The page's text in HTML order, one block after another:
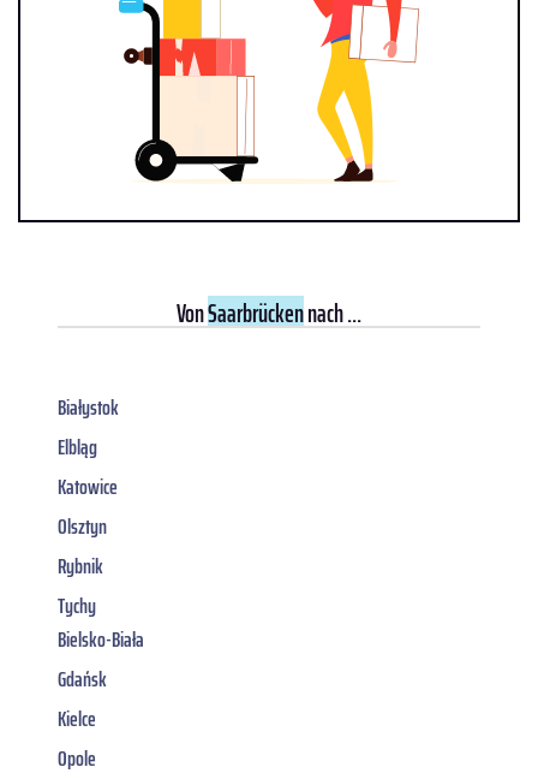
VonSaarbrückennach ...
Białystok
Elbląg
Katowice
Olsztyn
Rybnik
Tychy
Bielsko-Biała
Gdańsk
Kielce
Opole